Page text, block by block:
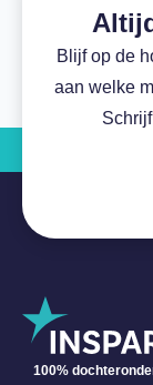
Blijf op de
aan welke
100%